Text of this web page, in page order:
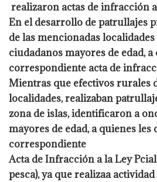
realizaron actas de infracción a
En el desarrollo de patrullajes
de las mencionadas
ciudadanos mayores de edad,
correspondiente acta de
Mientras que efectivos rurales
localidades, realizaban
zona de islas, identificaron a
mayores de edad, a quienes
correspondiente
Acta de Infracción a la Ley
pesca), ya que realizaa